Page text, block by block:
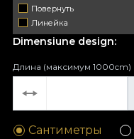
Повернуть
Линейка
Dimensiune design:
Длина (максимум 1000cm)
Сантиметры